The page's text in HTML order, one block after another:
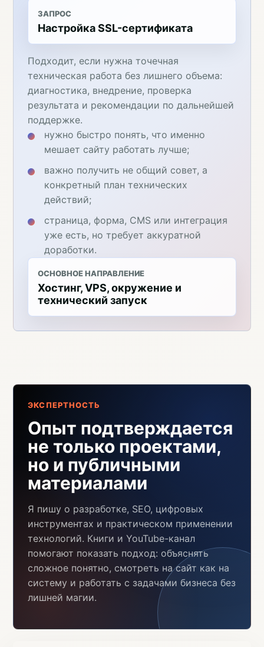
ЗАПРОС
Настройка SSL-сертификата
Подходит, если нужна точечная
техническая работа без лишнего объема:
диагностика, внедрение, проверка
результата и рекомендации по дальнейшей
поддержке.
нужно быстро понять, что именно
мешает сайту работать лучше;
важно получить не общий совет, а
конкретный план технических
действий;
страница, форма, CMS или интеграция
уже есть, но требует аккуратной
доработки.
ОСНОВНОЕ НАПРАВЛЕНИЕ
Хостинг, VPS, окружение и
технический запуск
ЭКСПЕРТНОСТЬ
Опыт подтверждается
не только проектами,
но и публичными
материалами
Я пишу о разработке, SEO, цифровых
инструментах и практическом применении
технологий. Книги и YouTube-канал
помогают показать подход: объяснять
сложное понятно, смотреть на сайт как на
систему и работать с задачами бизнеса без
лишней магии.